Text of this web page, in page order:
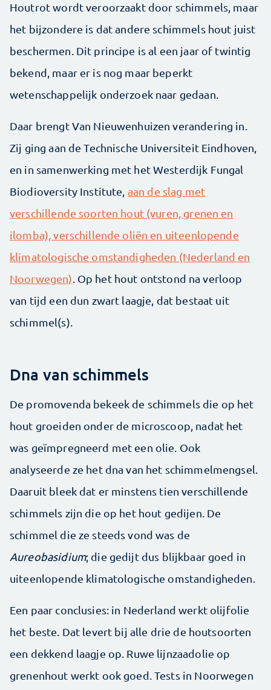
Houtrot wordt veroorzaakt door schimmels, maar
het bijzondere is dat andere schimmels hout juist
beschermen. Dit principe is al een jaar of twintig
bekend, maar er is nog maar beperkt
wetenschappelijk onderzoek naar gedaan.
Daar brengt Van Nieuwenhuizen verandering in.
Zij ging aan de Technische Universiteit Eindhoven,
en in samenwerking met het Westerdijk Fungal
Biodioversity Institute, aan de slag met
verschillende soorten hout (vuren, grenen en
ilomba), verschillende oliën en uiteenlopende
klimatologische omstandigheden (Nederland en
Noorwegen). Op het hout ontstond na verloop
van tijd een dun zwart laagje, dat bestaat uit
schimmel(s).
Dna van schimmels
De promovenda bekeek de schimmels die op het
hout groeiden onder de microscoop, nadat het
was geïmpregneerd met een olie. Ook
analyseerde ze het dna van het schimmelmengsel.
Daaruit bleek dat er minstens tien verschillende
schimmels zijn die op het hout gedijen. De
schimmel die ze steeds vond was de
Aureobasidium; die gedijt dus blijkbaar goed in
uiteenlopende klimatologische omstandigheden.
Een paar conclusies: in Nederland werkt olijfolie
het beste. Dat levert bij alle drie de houtsoorten
een dekkend laagje op. Ruwe lijnzaadolie op
grenenhout werkt ook goed. Tests in Noorwegen